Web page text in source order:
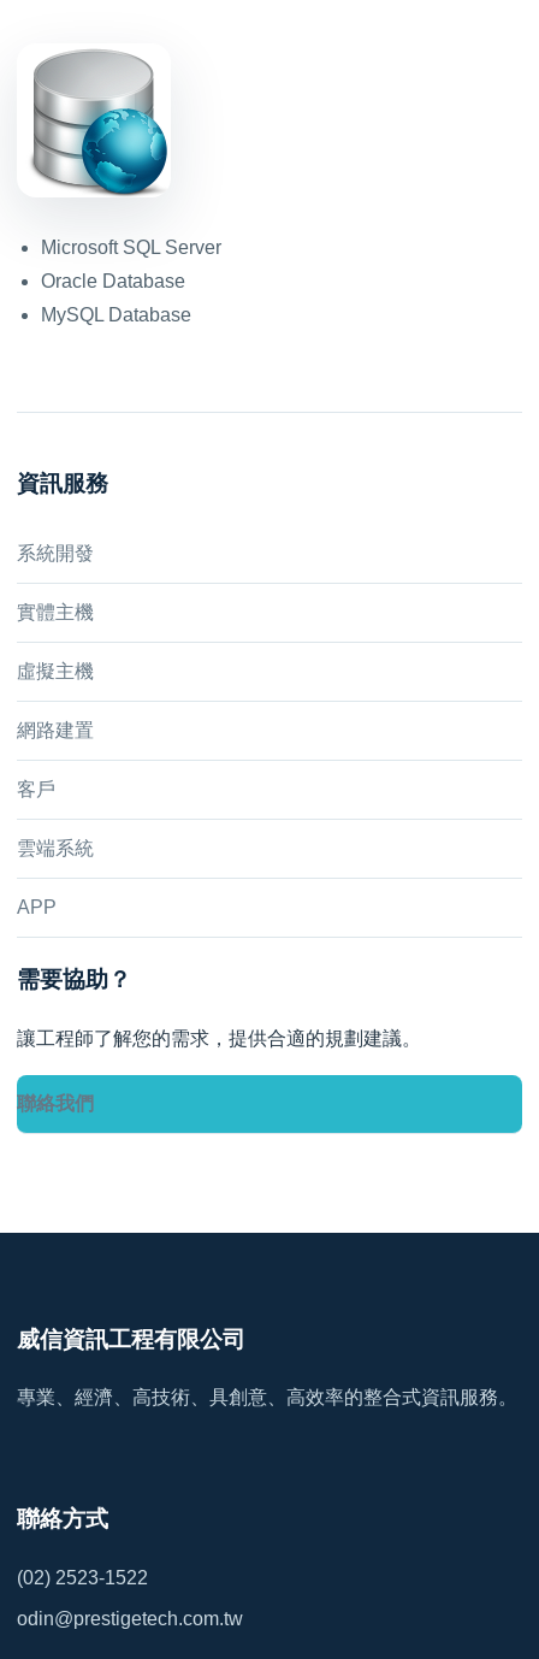
Microsoft SQL Server
Oracle Database
MySQL Database
資訊服務
系統開發
實體主機
虛擬主機
網路建置
客戶
雲端系統
APP
需要協助？
讓工程師了解您的需求，提供合適的規劃建議。
聯絡我們
威信資訊工程有限公司
專業、經濟、高技術、具創意、高效率的整合式資訊服務。
聯絡方式
(02) 2523-1522
odin@prestigetech.com.tw